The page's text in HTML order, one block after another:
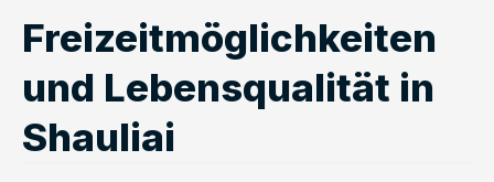
Freizeitmöglichkeiten
und Lebensqualität in
Shauliai